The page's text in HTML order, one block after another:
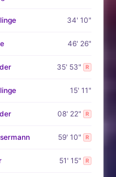
34' 10"
46' 26"
35' 53" R
15' 11"
08' 22" R
59' 10" R
51' 15" R